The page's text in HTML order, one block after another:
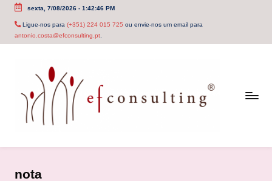
Skip
sexta, 7/08/2026- 1:42:46 PM
Ligue-nos para (+351) 224 015 725 ou envie-nos um email para
antonio.costa@efconsulting.pt.
nota